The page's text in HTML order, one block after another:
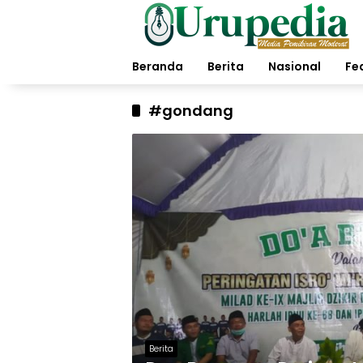
Beranda
Berita Nasional
#gondang
Berita